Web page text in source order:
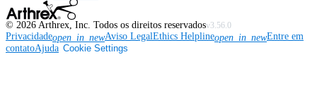
© 2026 Arthrex, Inc. Todos os direitos reservadosv3.56.0
Privacidadeopen_in_newAviso LegalEthics Helplineopen_in_newEntre em
contatoAjuda Cookie Settings